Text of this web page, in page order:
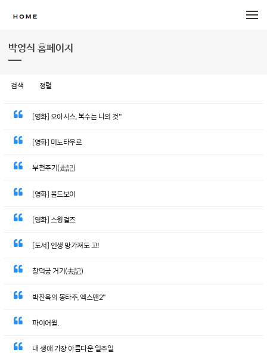
박영식 홈페이지
검색 정렬
[영화] 오아시스, 복수는 나의 것"
[영화] 미노타우로
부천주기(走記)
[영화] 올드보이
[영화] 스윙걸즈
[도서] 인생 망가져도 고!
창덕궁 거기(去記)
박찬욱의 몽타주, 엑스맨2"
파이어월.
내 생애 가장 아름다운 일주일